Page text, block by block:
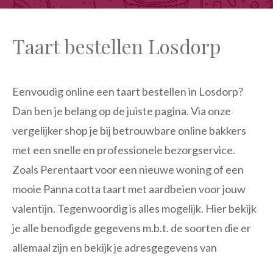
Taart bestellen Losdorp
Eenvoudig online een taart bestellen in Losdorp?
Dan ben je belang op de juiste pagina. Via onze
vergelijker shop je bij betrouwbare online bakkers
met een snelle en professionele bezorgservice.
Zoals Perentaart voor een nieuwe woning of een
mooie Panna cotta taart met aardbeien voor jouw
valentijn. Tegenwoordig is alles mogelijk. Hier bekijk
je alle benodigde gegevens m.b.t. de soorten die er
allemaal zijn en bekijk je adresgegevens van